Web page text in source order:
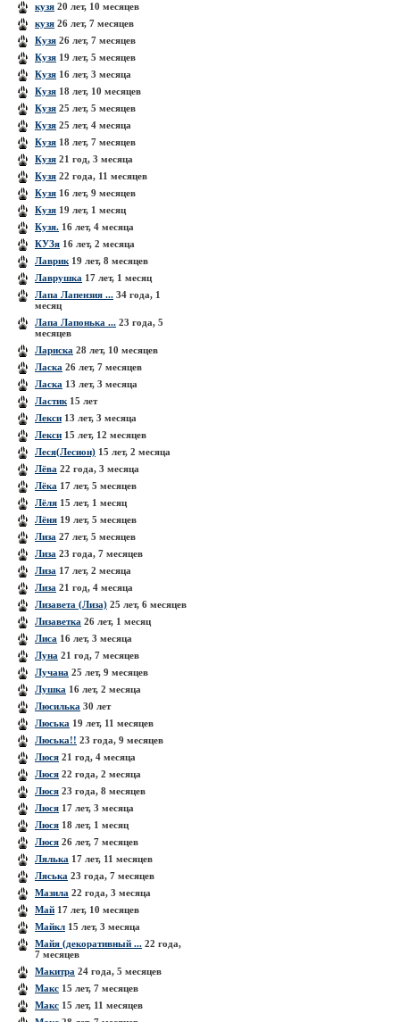
кузя 20 лет, 10 месяцев
кузя 26 лет, 7 месяцев
Кузя 26 лет, 7 месяцев
Кузя 19 лет, 5 месяцев
Кузя 16 лет, 3 месяца
Кузя 18 лет, 10 месяцев
Кузя 25 лет, 5 месяцев
Кузя 25 лет, 4 месяца
Кузя 18 лет, 7 месяцев
Кузя 21 год, 3 месяца
Кузя 22 года, 11 месяцев
Кузя 16 лет, 9 месяцев
Кузя 19 лет, 1 месяц
Кузя. 16 лет, 4 месяца
КУЗя 16 лет, 2 месяца
Лаврик 19 лет, 8 месяцев
Лаврушка 17 лет, 1 месяц
Лапа Лапензия ... 34 года, 1
месяц
Лапа Лапонька ... 23 года, 5
месяцев
Лариска 28 лет, 10 месяцев
Ласка 26 лет, 7 месяцев
Ласка 13 лет, 3 месяца
Ластик 15 лет
Лекси 13 лет, 3 месяца
Лекси 15 лет, 12 месяцев
Леся(Лесион) 15 лет, 2 месяца
Лёва 22 года, 3 месяца
Лёка 17 лет, 5 месяцев
Лёля 15 лет, 1 месяц
Лёня 19 лет, 5 месяцев
Лиза 27 лет, 5 месяцев
Лиза 23 года, 7 месяцев
Лиза 17 лет, 2 месяца
Лиза 21 год, 4 месяца
Лизавета (Лиза) 25 лет, 6 месяцев
Лизаветка 26 лет, 1 месяц
Лиса 16 лет, 3 месяца
Луна 21 год, 7 месяцев
Лучана 25 лет, 9 месяцев
Лушка 16 лет, 2 месяца
Люсилька 30 лет
Люська 19 лет, 11 месяцев
Люська!! 23 года, 9 месяцев
Люся 21 год, 4 месяца
Люся 22 года, 2 месяца
Люся 23 года, 8 месяцев
Люся 17 лет, 3 месяца
Люся 18 лет, 1 месяц
Люся 26 лет, 7 месяцев
Лялька 17 лет, 11 месяцев
Ляська 23 года, 7 месяцев
Мазила 22 года, 3 месяца
Май 17 лет, 10 месяцев
Майкл 15 лет, 3 месяца
Майя (декоративный ... 22 года,
7 месяцев
Макитра 24 года, 5 месяцев
Макс 15 лет, 7 месяцев
Макс 15 лет, 11 месяцев